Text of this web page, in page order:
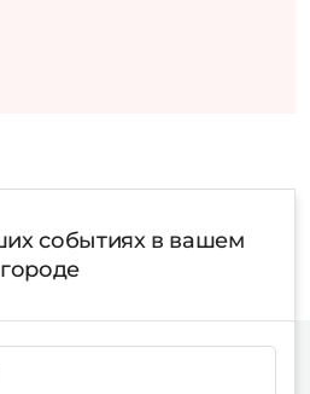
событиях в вашем
городе